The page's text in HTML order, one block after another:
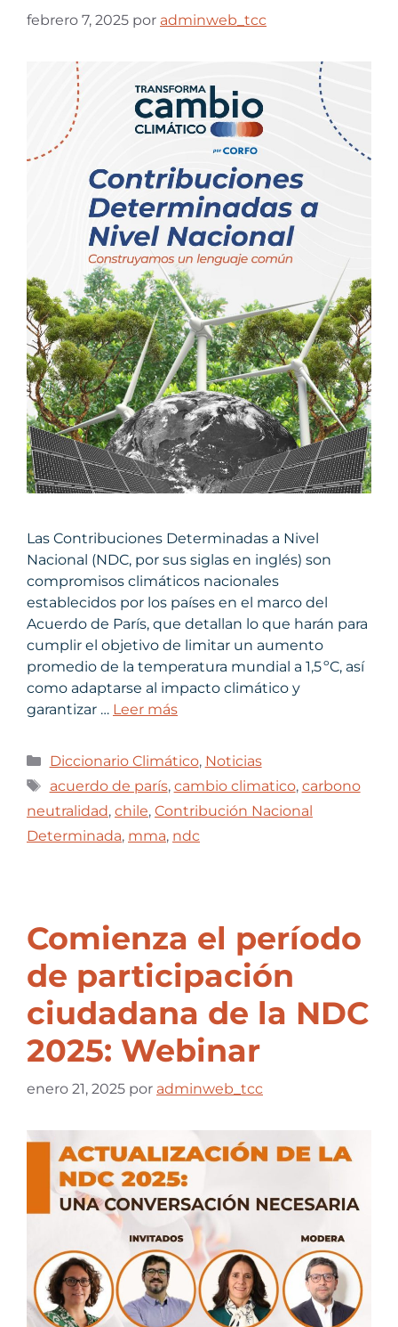
febrero 7, 2025 por adminweb_tcc
Las Contribuciones Determinadas a Nivel
Nacional (NDC, por sus siglas en inglés) son
compromisos climáticos nacionales
establecidos por los países en el marco del
Acuerdo de París, que detallan lo que harán para
cumplir el objetivo de limitar un aumento
promedio de la temperatura mundial a 1,5 ºC, así
como adaptarse al impacto climático y
garantizar … Leer más
Diccionario Climático, Noticias
acuerdo de parís, cambio climatico, carbono
neutralidad, chile, Contribución Nacional
Determinada, mma, ndc
Comienza el período
de participación
ciudadana de la NDC
2025: Webinar
enero 21, 2025 por adminweb_tcc